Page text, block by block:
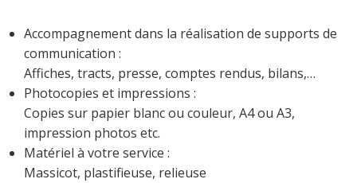
Accompagnement dans la réalisation de supports de
communication :
Affiches, tracts, presse, comptes rendus, bilans,…
Photocopies et impressions :
Copies sur papier blanc ou couleur, A4 ou A3,
impression photos etc.
Matériel à votre service :
Massicot, plastifieuse, relieuse